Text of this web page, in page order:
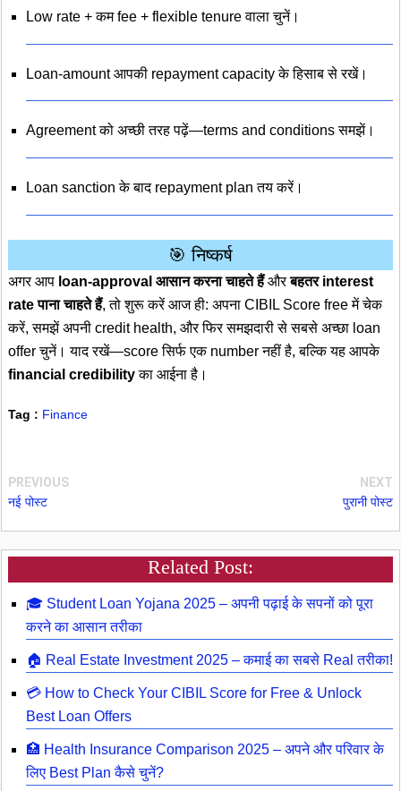
Low rate + कम fee + flexible tenure वाला चुनें।
Loan-amount आपकी repayment capacity के हिसाब से रखें।
Agreement को अच्छी तरह पढ़ें—terms and conditions समझें।
Loan sanction के बाद repayment plan तय करें।
🎯 निष्कर्ष
अगर आप loan-approval आसान करना चाहते हैंऔरबहतर interest
rate पाना चाहते हैं, तो शुरू करें आज ही: अपना CIBIL Score free में चेक
करें, समझें अपनी credit health, और फिर समझदारी से सबसे अच्छा loan
offer चुनें। याद रखें—score सिर्फ एक number नहीं है, बल्कि यह आपके
financial credibilityका आईना है।
Tag : Finance
PREVIOUS
नई पोस्ट
NEXT
पुरानी पोस्ट
Related Post:
🎓 Student Loan Yojana 2025 – अपनी पढ़ाई के सपनों को पूरा
करने का आसान तरीका
🏠 Real Estate Investment 2025 – कमाई का सबसे Real तरीका!
💳 How to Check Your CIBIL Score for Free & Unlock
Best Loan Offers
🏥 Health Insurance Comparison 2025 – अपने और परिवार के
लिए Best Plan कैसे चुनें?